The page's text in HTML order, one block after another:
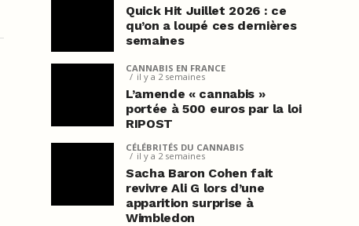
Quick Hit Juillet 2026 : ce
qu’on a loupé ces dernières
semaines
CANNABIS EN FRANCE
il y a 2 semaines
L’amende « cannabis »
portée à 500 euros par la loi
RIPOST
CÉLÉBRITÉS DU CANNABIS
il y a 2 semaines
Sacha Baron Cohen fait
revivre Ali G lors d’une
apparition surprise à
Wimbledon